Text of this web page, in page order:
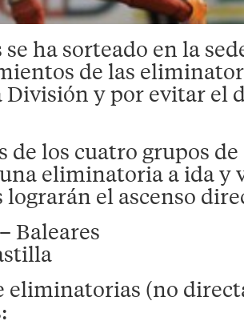
ha sorteado en la
de las
División y por evitar el
de los cuatro grupos
eliminatoria a ida y
lograrán el ascenso
Baleares
eliminatorias (no